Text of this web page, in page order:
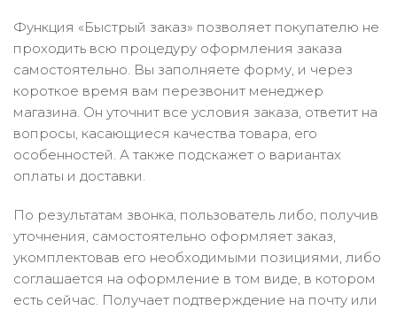
Функция «Быстрый заказ» позволяет покупателю не
проходить всю процедуру оформления заказа
самостоятельно. Вы заполняете форму, и через
короткое время вам перезвонит менеджер
магазина. Он уточнит все условия заказа, ответит на
вопросы, касающиеся качества товара, его
особенностей. А также подскажет о вариантах
оплаты и доставки.
По результатам звонка, пользователь либо, получив
уточнения, самостоятельно оформляет заказ,
укомплектовав его необходимыми позициями, либо
соглашается на оформление в том виде, в котором
есть сейчас. Получает подтверждение на почту или